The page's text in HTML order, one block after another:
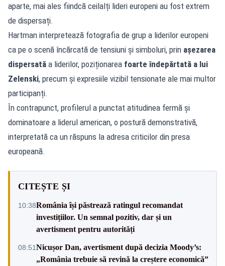
aparte, mai ales fiindcă ceilalți lideri europeni au fost extrem
de dispersați.
Hartman interpretează fotografia de grup a liderilor europeni
ca pe o scenă încărcată de tensiuni și simboluri, prin așezarea
dispersată a liderilor, poziționarea foarte îndepărtată a lui
Zelenski, precum și expresiile vizibil tensionate ale mai multor
participanți.
În contrapunct, profilerul a punctat atitudinea fermă și
dominatoare a liderul american, o postură demonstrativă,
interpretată ca un răspuns la adresa criticilor din presa
europeană.
CITEȘTE ȘI
10:38România își păstrează ratingul recomandat
investițiilor. Un semnal pozitiv, dar și un
avertisment pentru autorități
08:51Nicușor Dan, avertisment după decizia Moody’s:
„România trebuie să revină la creștere economică”